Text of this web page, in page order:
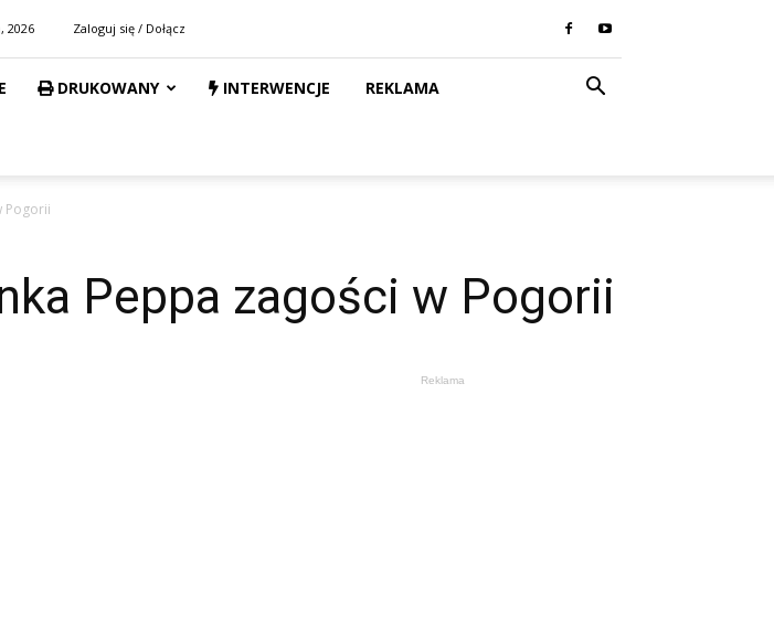
2026 Zaloguj się / Dołącz
DRUKOWANY INTERWENCJE REKLAMA
Pogorii
Peppa zagości w Pogorii
Reklama